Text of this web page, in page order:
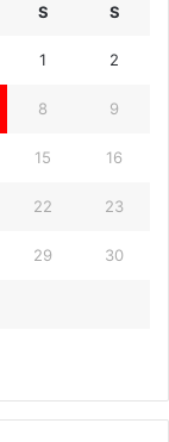
S S
1 2
8 9
15 16
22 23
29 30